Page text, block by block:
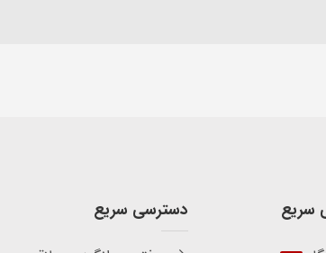
سریع دسترسی سریع